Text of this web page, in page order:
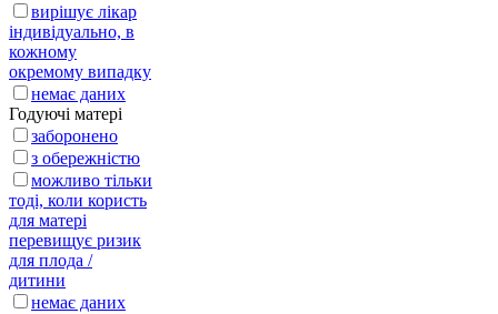
вирішує лікар
індивідуально, в
кожному
окремому випадку
немає даних
Годуючі матері
заборонено
з обережністю
можливо тільки
тоді, коли користь
для матері
перевищує ризик
для плода /
дитини
немає даних